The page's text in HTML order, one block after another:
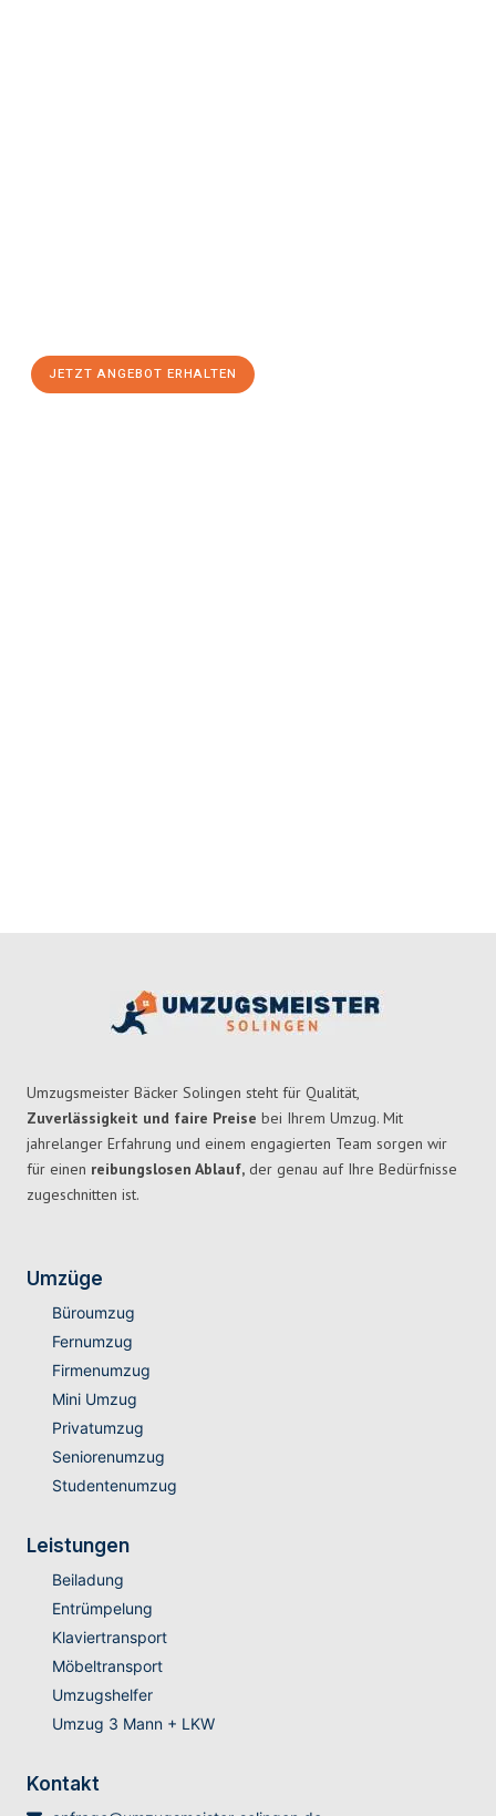
JETZT ANGEBOT ERHALTEN
Umzugsmeister Bäcker Solingen steht für Qualität,
Zuverlässigkeit und faire Preise bei Ihrem Umzug. Mit
jahrelanger Erfahrung und einem engagierten Team sorgen wir
für einen reibungslosen Ablauf, der genau auf Ihre Bedürfnisse
zugeschnitten ist.
Umzüge
Büroumzug
Fernumzug
Firmenumzug
Mini Umzug
Privatumzug
Seniorenumzug
Studentenumzug
Leistungen
Beiladung
Entrümpelung
Klaviertransport
Möbeltransport
Umzugshelfer
Umzug 3 Mann + LKW
Kontakt